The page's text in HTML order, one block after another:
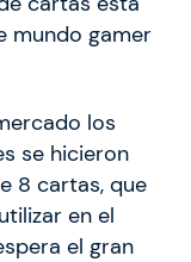
mundo gamer
los
se hicieron
8 cartas, que
en el
el gran